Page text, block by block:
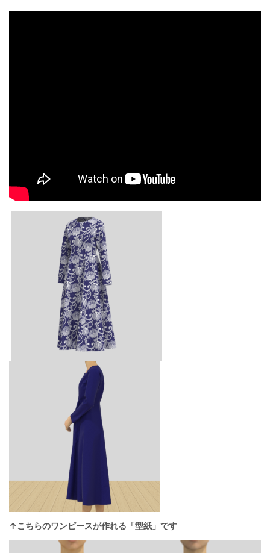
↑こちらのワンピースが作れる 「型紙」 です